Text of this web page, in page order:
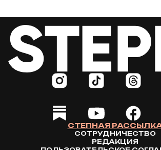
СТЕПНАЯ
СОТРУДНИЧЕСТВО
РЕДАКЦИЯ